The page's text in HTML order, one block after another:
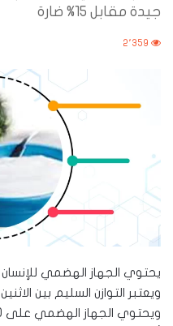
جيدة مقابل 15% ضارة
2٬359
يحتوي الجهاز الهضمي
ويعتبر التوازن السليم بين